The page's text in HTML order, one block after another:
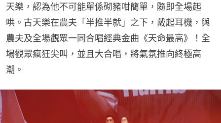
天樂，認為他不可能單係砌豬咁簡單，隨即全場起
哄。古天樂在農夫「半推半就」之下，戴起耳機，與
農夫及全場觀眾一同合唱經典金曲《天命最高》！全
場觀眾瘋狂尖叫，並且大合唱，將氣氛推向終極高
潮。